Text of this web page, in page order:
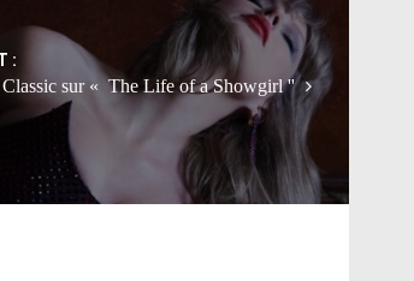
:
sur « The Life of a Showgirl ''